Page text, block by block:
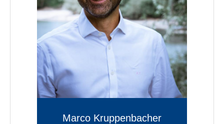
Marco Kruppenbacher